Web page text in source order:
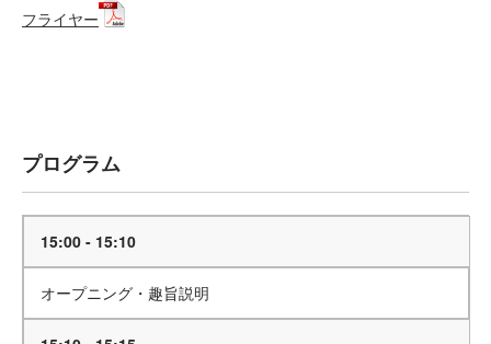
フライヤー
プログラム
15:00 - 15:10
オープニング・趣旨説明